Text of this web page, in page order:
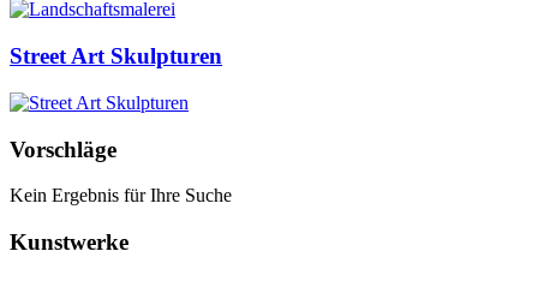
Street Art Skulpturen
Vorschläge
Kein Ergebnis für Ihre Suche
Kunstwerke